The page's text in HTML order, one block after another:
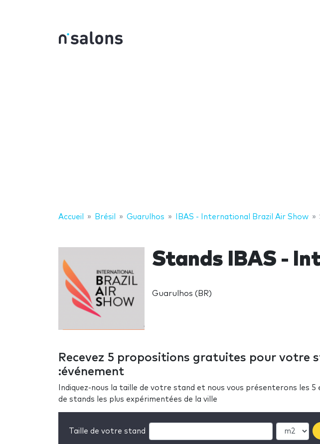
Accueil Brésil Guarulhos IBAS - International Brazil Air Show
Stands IBAS -
Guarulhos (BR)
Recevez 5 propositions gratuites pour votre
:événement
Indiquez-nous la taille de votre stand et nous vous présenterons les
de stands les plus expérimentées de la ville
Taille de votre stand